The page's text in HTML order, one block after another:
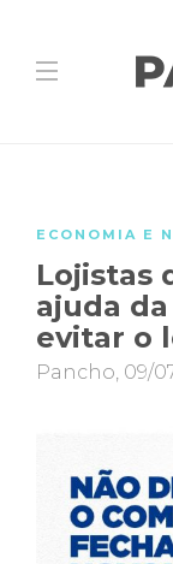
ECONOMIA E
Lojistas
ajuda
evitar o
Pancho, 09/